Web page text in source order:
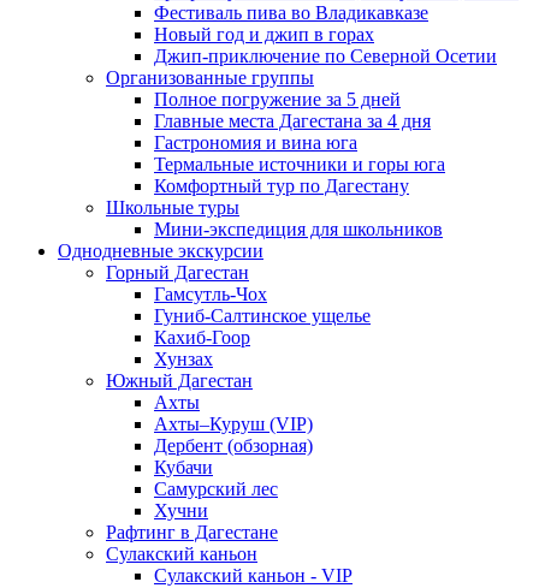
Фестиваль пива во Владикавказе
Новый год и джип в горах
Джип-приключение по Северной Осетии
Организованные группы
Полное погружение за 5 дней
Главные места Дагестана за 4 дня
Гастрономия и вина юга
Термальные источники и горы юга
Комфортный тур по Дагестану
Школьные туры
Мини-экспедиция для школьников
Однодневные экскурсии
Горный Дагестан
Гамсутль-Чох
Гуниб-Салтинское ущелье
Кахиб-Гоор
Хунзах
Южный Дагестан
Ахты
Ахты–Куруш (VIP)
Дербент (обзорная)
Кубачи
Самурский лес
Хучни
Рафтинг в Дагестане
Сулакский каньон
Сулакский каньон - VIP